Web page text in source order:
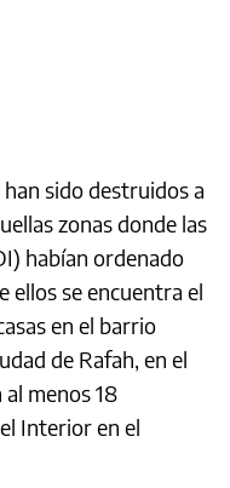
sido destruidos a
zonas donde las
habían ordenado
ellos se encuentra el
en el barrio
de Rafah, en el
menos 18
Interior en el